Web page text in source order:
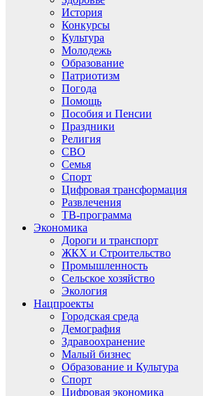
История
Конкурсы
Культура
Молодежь
Образование
Патриотизм
Погода
Помощь
Пособия и Пенсии
Праздники
Религия
СВО
Семья
Спорт
Цифровая трансформация
Развлечения
ТВ-программа
Экономика
Дороги и транспорт
ЖКХ и Строительство
Промышленность
Сельское хозяйство
Экология
Нацпроекты
Городская среда
Демография
Здравоохранение
Малый бизнес
Образование и Культура
Спорт
Цифровая экономика